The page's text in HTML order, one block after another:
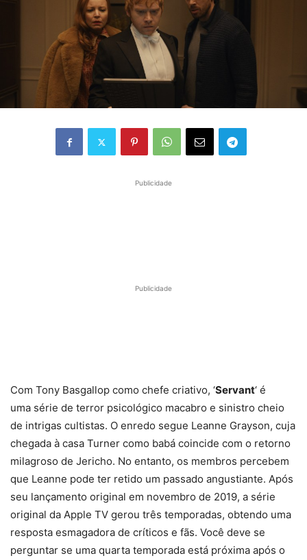
Publicidade
Publicidade
Com Tony Basgallop como chefe criativo, ‘Servant‘ é
uma série de terror psicológico macabro e sinistro cheio
de intrigas cultistas. O enredo segue Leanne Grayson, cuja
chegada à casa Turner como babá coincide com o retorno
milagroso de Jericho. No entanto, os membros percebem
que Leanne pode ter retido um passado angustiante. Após
seu lançamento original em novembro de 2019, a série
original da Apple TV gerou três temporadas, obtendo uma
resposta esmagadora de críticos e fãs. Você deve se
perguntar se uma quarta temporada está próxima após o